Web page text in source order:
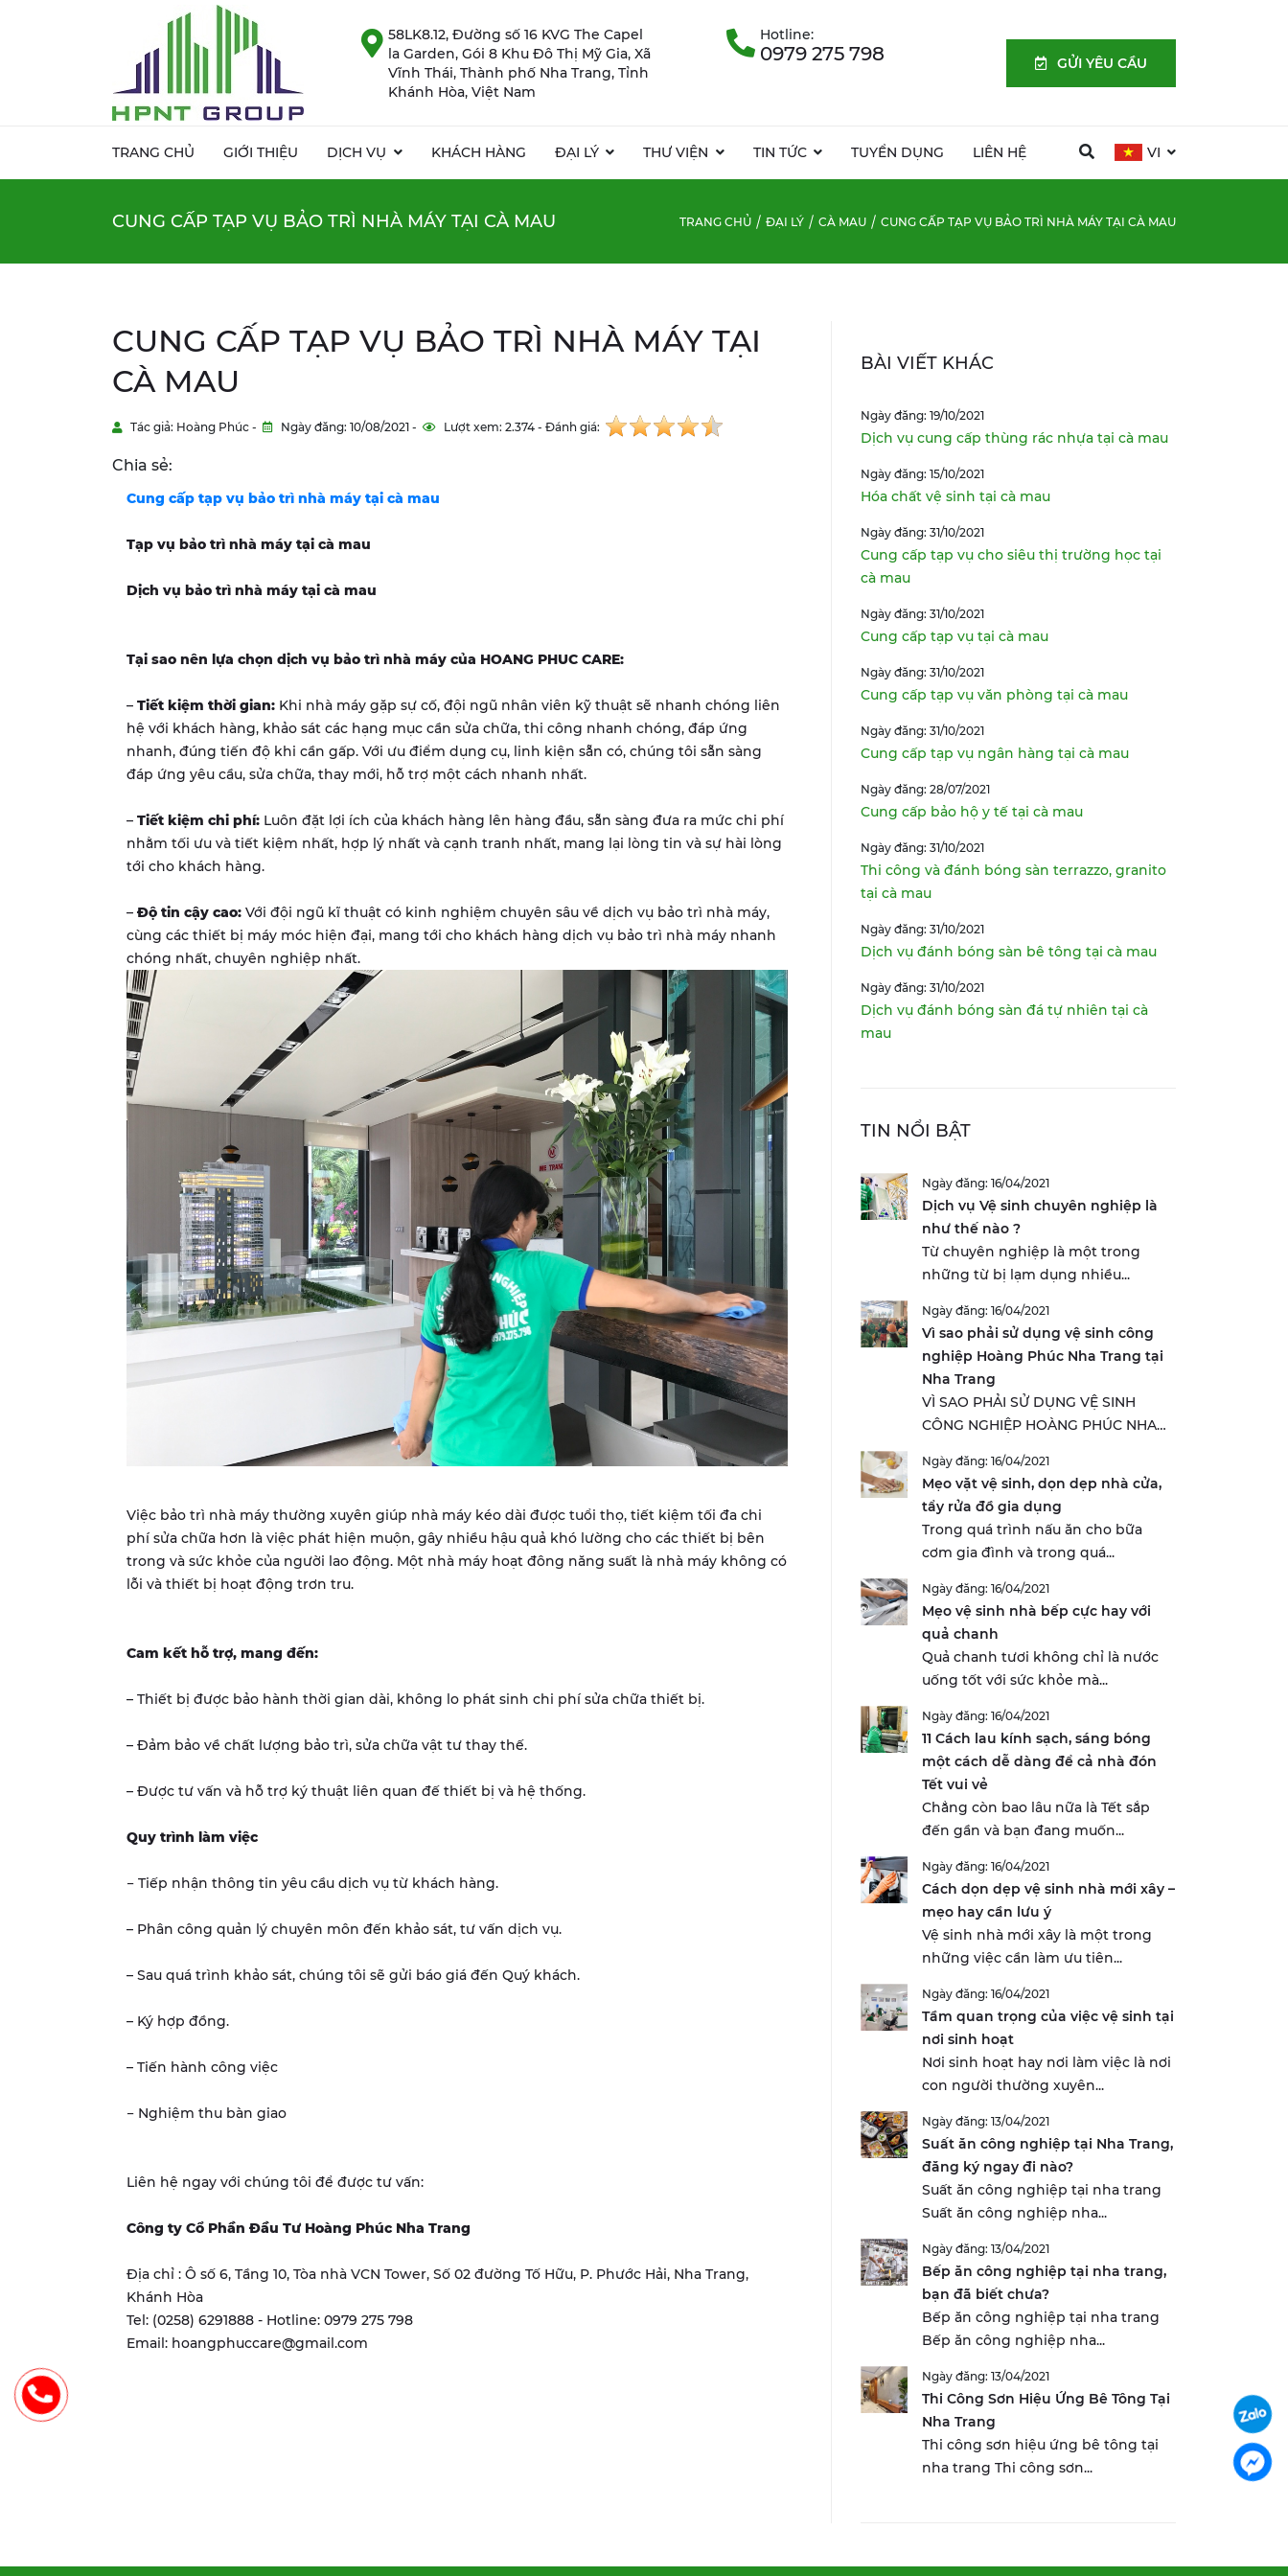
TRANG CHỦ GIỚI THIỆU DỊCH VỤ KHÁCH HÀNG ĐẠI LÝ THƯ VIỆN TIN TỨC TUYỂN DỤNG LIÊN HỆ VI
58LK8.12, Đường số 16 KVG The Capel
la Garden, Gói 8 Khu Đô Thị Mỹ Gia, Xã
Vĩnh Thái, Thành phố Nha Trang, Tỉnh
Khánh Hòa, Việt Nam
Hotline:
0979 275 798 GỬI YÊU CẦU
CUNG CẤP TẠP VỤ BẢO TRÌ NHÀ MÁY TẠI CÀ MAU TRANG CHỦ ĐẠI LÝ CÀ MAU CUNG CẤP TẠP VỤ BẢO TRÌ NHÀ MÁY TẠI CÀ MAU
CUNG CẤP TẠP VỤ BẢO TRÌ NHÀ MÁY TẠI
CÀ MAU
Tác giả: Hoàng Phúc - Ngày đăng: 10/08/2021 - Lượt xem: 2.374 - Đánh giá:
Chia sẻ:
Cung cấp tạp vụ bảo trì nhà máy tại cà mau
Tạp vụ bảo trì nhà máy tại cà mau
Dịch vụ bảo trì nhà máy tại cà mau
Tại sao nên lựa chọn dịch vụ bảo trì nhà máy của HOANG PHUC CARE:
– Tiết kiệm thời gian: Khi nhà máy gặp sự cố, đội ngũ nhân viên kỹ thuật sẽ nhanh chóng liên
hệ với khách hàng, khảo sát các hạng mục cần sửa chữa, thi công nhanh chóng, đáp ứng
nhanh, đúng tiến độ khi cần gấp. Với ưu điểm dụng cụ, linh kiện sẵn có, chúng tôi sẵn sàng
đáp ứng yêu cầu, sửa chữa, thay mới, hỗ trợ một cách nhanh nhất.
– Tiết kiệm chi phí: Luôn đặt lợi ích của khách hàng lên hàng đầu, sẵn sàng đưa ra mức chi phí
nhằm tối ưu và tiết kiệm nhất, hợp lý nhất và cạnh tranh nhất, mang lại lòng tin và sự hài lòng
tới cho khách hàng.
– Độ tin cậy cao: Với đội ngũ kĩ thuật có kinh nghiệm chuyên sâu về dịch vụ bảo trì nhà máy,
cùng các thiết bị máy móc hiện đại, mang tới cho khách hàng dịch vụ bảo trì nhà máy nhanh
chóng nhất, chuyên nghiệp nhất.
Việc bảo trì nhà máy thường xuyên giúp nhà máy kéo dài được tuổi thọ, tiết kiệm tối đa chi
phí sửa chữa hơn là việc phát hiện muộn, gây nhiều hậu quả khó lường cho các thiết bị bên
trong và sức khỏe của người lao động. Một nhà máy hoạt đông năng suất là nhà máy không có
lỗi và thiết bị hoạt động trơn tru.
Cam kết hỗ trợ, mang đến:
– Thiết bị được bảo hành thời gian dài, không lo phát sinh chi phí sửa chữa thiết bị.
– Đảm bảo về chất lượng bảo trì, sửa chữa vật tư thay thế.
– Được tư vấn và hỗ trợ ký thuật liên quan đế thiết bị và hệ thống.
Quy trình làm việc
− Tiếp nhận thông tin yêu cầu dịch vụ từ khách hàng.
– Phân công quản lý chuyên môn đến khảo sát, tư vấn dịch vụ.
– Sau quá trình khảo sát, chúng tôi sẽ gửi báo giá đến Quý khách.
– Ký hợp đồng.
– Tiến hành công việc
− Nghiệm thu bàn giao
Liên hệ ngay với chúng tôi để được tư vấn:
Công ty Cổ Phần Đầu Tư Hoàng Phúc Nha Trang
Địa chỉ : Ô số 6, Tầng 10, Tòa nhà VCN Tower, Số 02 đường Tố Hữu, P. Phước Hải, Nha Trang,
Khánh Hòa
Tel: (0258) 6291888 - Hotline: 0979 275 798
Email: hoangphuccare@gmail.com
BÀI VIẾT KHÁC
Ngày đăng: 19/10/2021
Dịch vụ cung cấp thùng rác nhựa tại cà mau
Ngày đăng: 15/10/2021
Hóa chất vệ sinh tại cà mau
Ngày đăng: 31/10/2021
Cung cấp tạp vụ cho siêu thị trường học tại
cà mau
Ngày đăng: 31/10/2021
Cung cấp tạp vụ tại cà mau
Ngày đăng: 31/10/2021
Cung cấp tạp vụ văn phòng tại cà mau
Ngày đăng: 31/10/2021
Cung cấp tạp vụ ngân hàng tại cà mau
Ngày đăng: 28/07/2021
Cung cấp bảo hộ y tế tại cà mau
Ngày đăng: 31/10/2021
Thi công và đánh bóng sàn terrazzo, granito
tại cà mau
Ngày đăng: 31/10/2021
Dịch vụ đánh bóng sàn bê tông tại cà mau
Ngày đăng: 31/10/2021
Dịch vụ đánh bóng sàn đá tự nhiên tại cà
mau
TIN NỔI BẬT
Ngày đăng: 16/04/2021
Dịch vụ Vệ sinh chuyên nghiệp là
như thế nào ?
Từ chuyên nghiệp là một trong
những từ bị lạm dụng nhiều...
Ngày đăng: 16/04/2021
Vì sao phải sử dụng vệ sinh công
nghiệp Hoàng Phúc Nha Trang tại
Nha Trang
VÌ SAO PHẢI SỬ DỤNG VỆ SINH
CÔNG NGHIỆP HOÀNG PHÚC NHA
Ngày đăng: 16/04/2021
Mẹo vặt vệ sinh, dọn dẹp nhà cửa,
tẩy rửa đồ gia dụng
Trong quá trình nấu ăn cho bữa
cơm gia đình và trong quá...
Ngày đăng: 16/04/2021
Mẹo vệ sinh nhà bếp cực hay với
quả chanh
Quả chanh tươi không chỉ là nước
uống tốt với sức khỏe mà...
Ngày đăng: 16/04/2021
11 Cách lau kính sạch, sáng bóng
một cách dễ dàng để cả nhà đón
Tết vui vẻ
Chẳng còn bao lâu nữa là Tết sắp
đến gần và bạn đang muốn...
Ngày đăng: 16/04/2021
Cách dọn dẹp vệ sinh nhà mới xây –
mẹo hay cần lưu ý
Vệ sinh nhà mới xây là một trong
những việc cần làm ưu tiên...
Ngày đăng: 16/04/2021
Tầm quan trọng của việc vệ sinh tại
nơi sinh hoạt
Nơi sinh hoạt hay nơi làm việc là nơi
con người thường xuyên...
Ngày đăng: 13/04/2021
Suất ăn công nghiệp tại Nha Trang,
đăng ký ngay đi nào?
Suất ăn công nghiệp tại nha trang
Suất ăn công nghiệp nha...
Ngày đăng: 13/04/2021
Bếp ăn công nghiệp tại nha trang,
bạn đã biết chưa?
Bếp ăn công nghiệp tại nha trang
Bếp ăn công nghiệp nha...
Ngày đăng: 13/04/2021
Thi Công Sơn Hiệu Ứng Bê Tông Tại
Nha Trang
Thi công sơn hiệu ứng bê tông tại
nha trang Thi công sơn...